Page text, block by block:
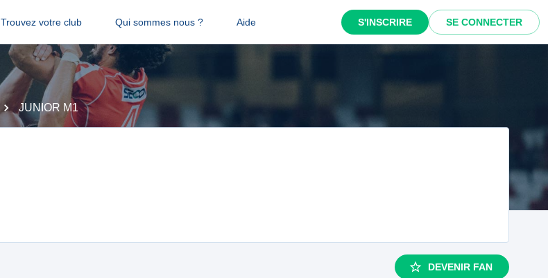
Trouvez votre club Qui sommes nous ? Aide S'INSCRIRE SE CONNECTER
JUNIOR M1
DEVENIR FAN